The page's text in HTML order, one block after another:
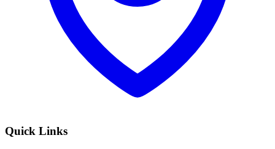
Quick Links